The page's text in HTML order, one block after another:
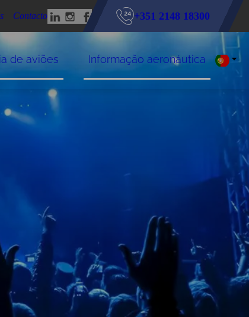
Contacto +351 2148 18300
de aviões Informação aeronáutica